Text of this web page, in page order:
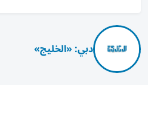
دبي: «الخليج»